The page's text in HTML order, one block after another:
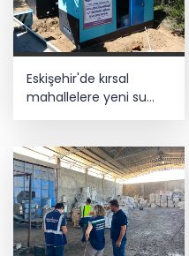
Eskişehir'de kırsal
mahallelere yeni su